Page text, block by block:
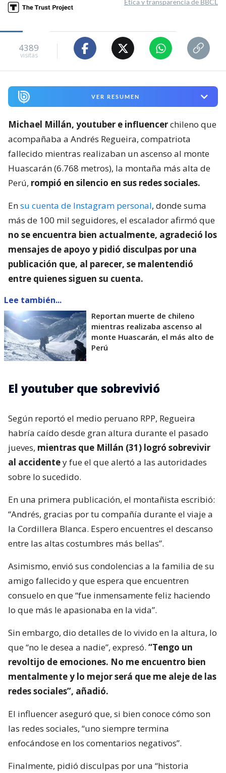
Ética y transparencia de BBCL
4389
visitas
VER RESUMEN
Michael Millán, youtuber e influencerchileno que
acompañaba a Andrés Regueira, compatriota
fallecido mientras realizaban un ascenso al monte
Huascarán (6.768 metros), la montaña más alta de
Perú, rompió en silencio en sus redes sociales.
Ensu cuenta de Instagram personal, donde suma
más de 100 mil seguidores, el escalador afirmó que
no se encuentra bien actualmente, agradeció los
mensajes de apoyo y pidió disculpas por una
publicación que, al parecer, se malentendió
entre quienes siguen su cuenta.
Lee también...
Reportan muerte de chileno
mientras realizaba ascenso al
monte Huascarán, el más alto de
Perú
El youtuber que sobrevivió
Según reportó el medio peruano RPP, Regueira
habría caído desde gran altura durante el pasado
jueves, mientras que Millán (31) logró sobrevivir
al accidentey fue el que alertó a las autoridades
sobre lo sucedido.
En una primera publicación, el montañista escribió:
“Andrés, gracias por tu compañía durante el viaje a
la Cordillera Blanca. Espero encuentres el descanso
entre las altas costumbres más bellas”.
Asimismo, envió sus condolencias a la familia de su
amigo fallecido y que espera que encuentren
consuelo en que “fue inmensamente feliz haciendo
lo que más le apasionaba en la vida”.
Sin embargo, dio detalles de lo vivido en la altura, lo
que “no le desea a nadie”, expresó. “Tengo un
revoltijo de emociones. No me encuentro bien
mentalmente y lo mejor será que me aleje de las
redes sociales”, añadió.
El influencer aseguró que, si bien conoce cómo son
las redes sociales, “uno siempre termina
enfocándose en los comentarios negativos”.
Finalmente, pidió disculpas por una “historia